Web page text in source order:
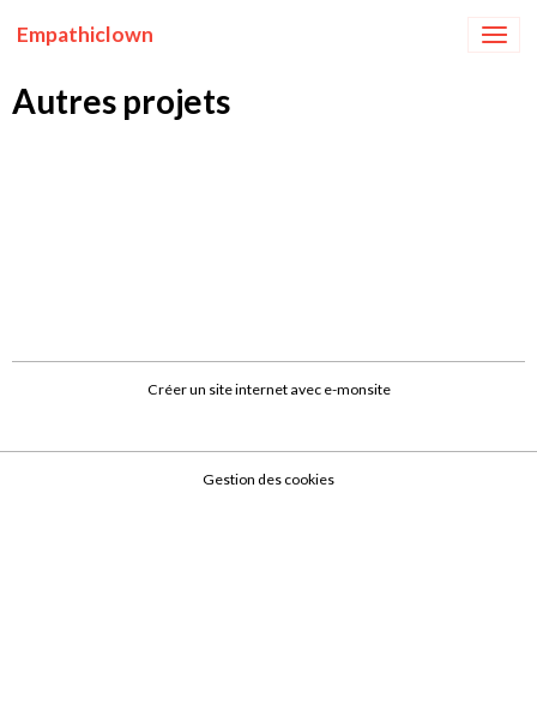
Empathiclown
Autres projets
Créer un site internet avec e-monsite
Gestion des cookies